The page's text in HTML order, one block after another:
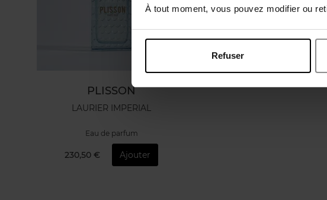
À tout moment, vous pouvez modifier ou
Refuser
PLISSON
LAURIER IMPERIAL
Eau de parfum
230,50 € Ajouter